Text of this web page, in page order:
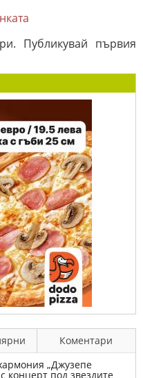
Публикувай първия
Коментари
„Джузепе
концерт под звездите